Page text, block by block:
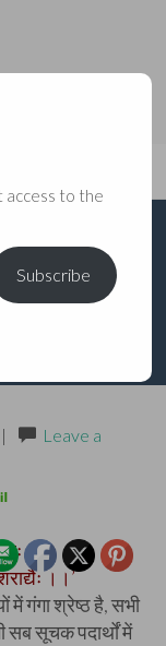
|
Leave a
।
।।’
में गंगा श्रेष्ठ है, सभी
सब सूचक पदार्थों में
access to the
Subscribe